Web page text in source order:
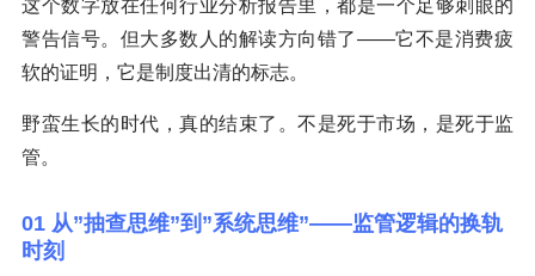
这个数字放在任何行业分析报告里，都是一个足够刺眼的
警告信号。但大多数人的解读方向错了——它不是消费疲
软的证明，它是制度出清的标志。
野蛮生长的时代，真的结束了。不是死于市场，是死于监
管。
01 从”抽查思维”到”系统思维”——监管逻辑的换轨
时刻